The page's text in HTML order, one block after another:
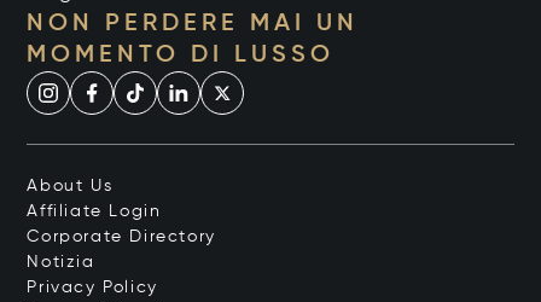
NON PERDERE MAI UN
MOMENTO DI LUSSO
About Us
Affiliate Login
Corporate Directory
Notizia
Privacy Policy